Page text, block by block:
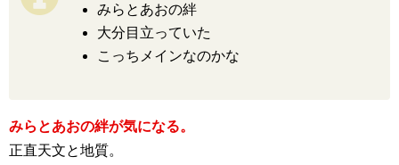
みらとあおの絆
大分目立っていた
こっちメインなのかな
みらとあおの絆が気になる。
正直天文と地質。